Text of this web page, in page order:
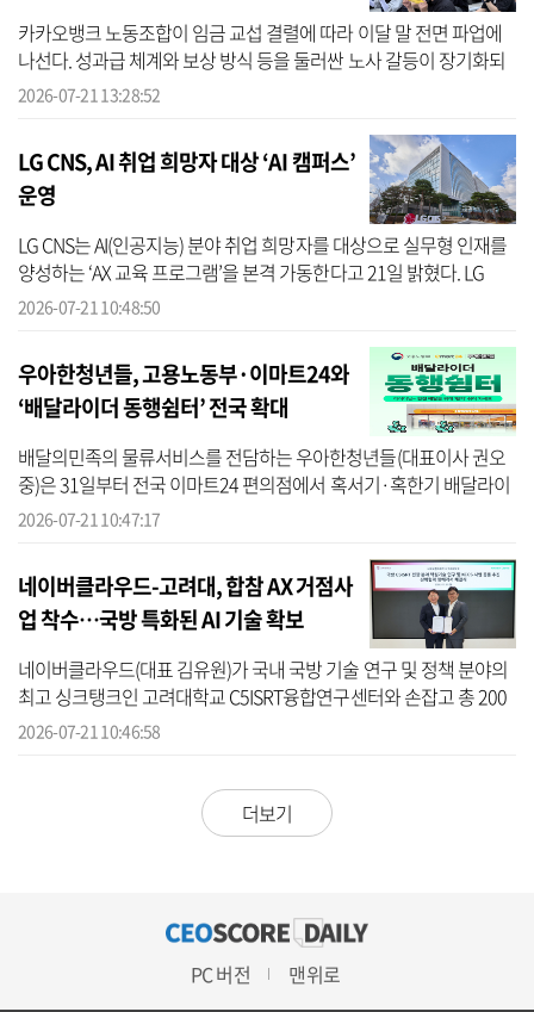
카카오뱅크 노동조합이 임금 교섭 결렬에 따라 이달 말 전면 파업에
나선다. 성과급 체계와 보상 방식 등을 둘러싼 노사 갈등이 장기화되
면서, 플랫폼 업계 전반으로 긴장감이 확산되는 모습이다. 21일 민주
2026-07-21 13:28:52
LG CNS, AI 취업 희망자 대상 ‘AI 캠퍼스’
운영
LG CNS는 AI(인공지능) 분야 취업 희망자를 대상으로 실무형 인재를
양성하는 ‘AX 교육 프로그램’을 본격 가동한다고 21일 밝혔다. LG
CNS는 고용노동부가 주관하는 ‘K-디지털 트레이닝(KDT) AI 캠퍼스’
2026-07-21 10:48:50
우아한청년들, 고용노동부·이마트24와
‘배달라이더 동행쉼터’ 전국 확대
배달의민족의 물류서비스를 전담하는 우아한청년들(대표이사 권오
중)은 31일부터 전국 이마트24 편의점에서 혹서기·혹한기 배달라이
더들이 쉬어갈 수 있도록 ‘배달라이더 동행쉼터’ 운영을 시작한다고
2026-07-21 10:47:17
네이버클라우드-고려대, 합참 AX 거점사
업 착수…국방 특화된 AI 기술 확보
네이버클라우드(대표 김유원)가 국내 국방 기술 연구 및 정책 분야의
최고 싱크탱크인 고려대학교 C5ISRT융합연구센터와 손잡고 총 200
억원 규모의 대형 국방 AI(인공지능) 관련 핵심 사업을 공동 추진한다.
2026-07-21 10:46:58
더보기
PC 버전 맨위로